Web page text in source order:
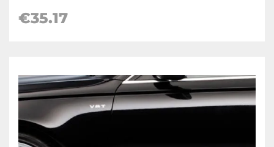
€35.17